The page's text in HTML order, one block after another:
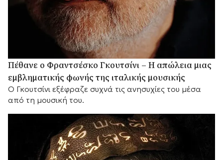
Πέθανε ο Φραντσέσκο Γκουτσίνι – Η απώλεια μιας
εμβληματικής φωνής της ιταλικής μουσικής
Ο Γκουτσίνι εξέφραζε συχνά τις ανησυχίες του μέσα
από τη μουσική του.